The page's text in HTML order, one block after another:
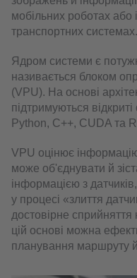
мобільних роботах
транспортних системах.
Ядром системи є
називається блоком
(VPU). На основі
підтримуються
Python, C++, CUDA та
VPU оцінює
може об'єднувати й
інформацією з
у процесі «злиття
достовірне
цій основі можна
планування маршруту й